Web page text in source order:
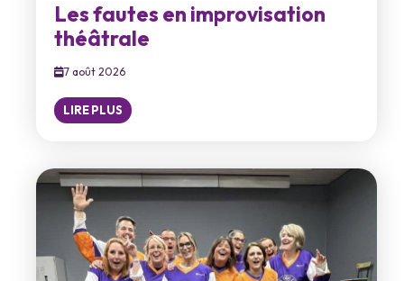
Les fautes en improvisation
théâtrale
7 août 2026
LIRE PLUS